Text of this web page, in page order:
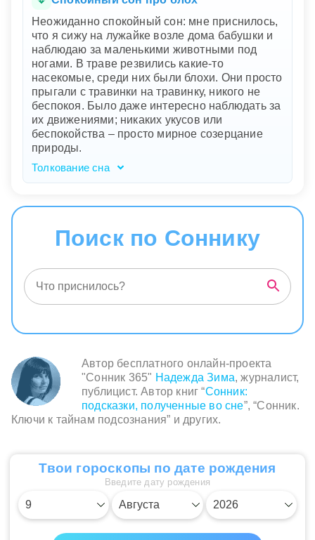
стрессы. Блохи, появляющиеся из ниоткуда,
отражают мелкие, но досаждающие проблемы
или беспокойства, которые внезапно
появляются и множатся. Ваша паника и
бегство показывают, что вы чувствуете себя
перегруженной и ищете помощи.
Неожиданно спокойный сон: мне приснилось,
что я сижу на лужайке возле дома бабушки и
наблюдаю за маленькими животными под
ногами. В траве резвились какие-то
насекомые, среди них были блохи. Они просто
прыгали с травинки на травинку, никого не
беспокоя. Было даже интересно наблюдать за
их движениями; никаких укусов или
беспокойства – просто мирное созерцание
природы.
Толкование сна
Ваш сон о лужайке у бабушкиного дома, где
животными и насекомыми, включая
внутреннем мире. Видеть спокойствие
природы и чувствовать себя комфортно среди
мелких существ символизирует вашу
способность находить гармонию в
повседневной жизни и видеть красоту в
малых вещах. Это также может означать, что
раздражениями или проблемами без
естественного порядка.
Поиск по Соннику
Автор бесплатного онлайн-проекта
"Сонник 365" Надежда Зима, журналист,
публицист. Автор книг “Сонник:
подсказки, полученные во сне”, “Сонник.
Ключи к тайнам подсознания” и других.
Твои гороскопы по дате рождения
Введите дату рождения